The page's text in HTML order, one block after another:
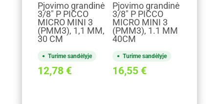
Pjovimo grandinė
3/8" P PICCO
MICRO MINI 3
(PMM3), 1,1 MM,
30 CM
Turime sandėlyje
12,78 €
Pjovimo grandinė
3/8" P PICCO
MICRO MINI 3
(PMM3), 1.1 MM
40CM
Turime sandėlyje
16,55 €